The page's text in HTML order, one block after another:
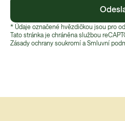
* Údaje označené hvězdičkou jsou pro
Tato stránka je chráněna službou
Zásady ochrany soukromí a Smluvní